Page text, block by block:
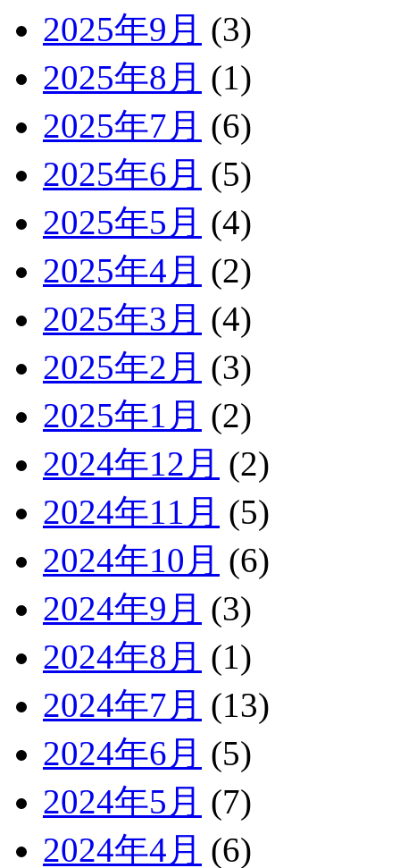
2025年9月 (3)
2025年8月 (1)
2025年7月 (6)
2025年6月 (5)
2025年5月 (4)
2025年4月 (2)
2025年3月 (4)
2025年2月 (3)
2025年1月 (2)
2024年12月 (2)
2024年11月 (5)
2024年10月 (6)
2024年9月 (3)
2024年8月 (1)
2024年7月 (13)
2024年6月 (5)
2024年5月 (7)
2024年4月 (6)